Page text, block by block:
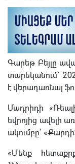
Գարեթ Բեյլը
տարեկանում`
է վերադառնալ
Մադրիդի
եվրոյից ավելի
ակումբը՝
«Մենք